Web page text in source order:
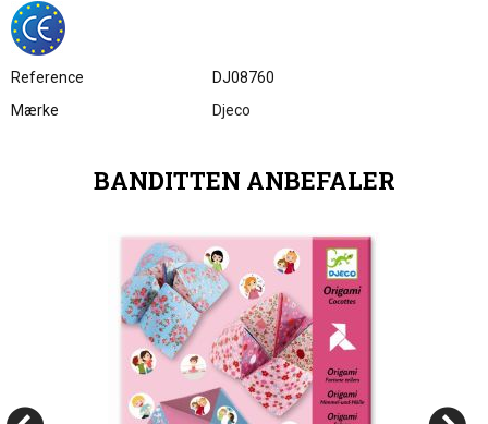
Reference
DJ08760
Mærke
Djeco
BANDITTEN ANBEFALER